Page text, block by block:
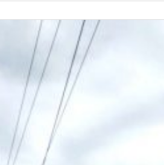
२७औँ स्थापना दिवस